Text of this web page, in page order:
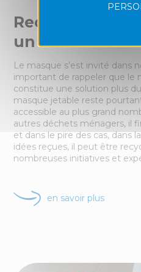
Recycle un
un max !
Le masque s’est invité dans
important de rappeler que le
constitue une solution plus
masque jetable reste
accessible au plus grand
autres déchets ménagers, il
et dans le pire des cas, dans
idées reçues, il peut être
nombreuses initiatives et
en savoir plus